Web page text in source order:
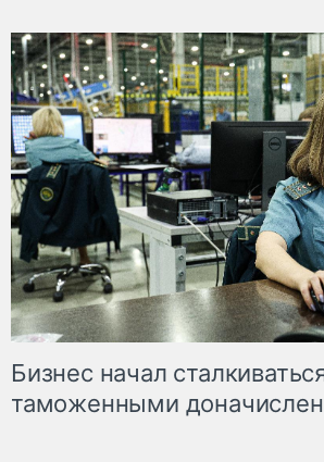
Бизнес начал
таможенными